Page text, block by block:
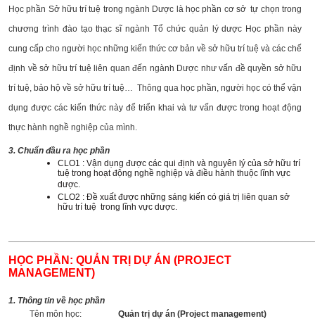
Học phần Sở hữu trí tuệ trong ngành Dược là học phần cơ sở tự chọn trong
chương trình đào tạo thạc sĩ ngành Tổ chức quản lý dược Học phần này
cung cấp cho người học những kiến thức cơ bản về sở hữu trí tuệ và các chế
định về sở hữu trí tuệ liên quan đến ngành Dược như vấn đề quyền sở hữu
trí tuệ, bảo hộ về sở hữu trí tuệ… Thông qua học phần, người học có thể vận
dụng được các kiến thức này để triển khai và tư vấn được trong hoạt động
thực hành nghề nghiệp của mình.
3. Chuẩn đầu ra học phần
CLO1 : Vận dụng được các qui định và nguyên lý của sở hữu trí
tuệ trong hoạt động nghề nghiệp và điều hành thuộc lĩnh vực
dược.
CLO2 : Đề xuất được những sáng kiến có giá trị liên quan sở
hữu trí tuệ trong lĩnh vực dược.
HỌC PHẦN: QUẢN TRỊ DỰ ÁN (PROJECT
MANAGEMENT)
1. Thông tin về học phần
Tên môn học:
Quản trị dự án (Project management)